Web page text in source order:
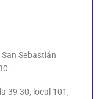
Sebastián
39 30, local 101,